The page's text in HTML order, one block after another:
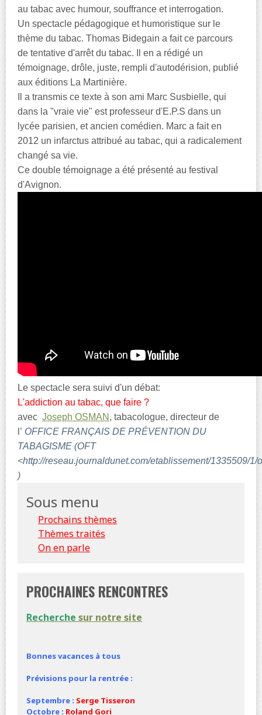
au tabac avec humour, souffrance et interrogation.
Un spectacle pédagogique et humoristique sur le
thème du tabac. Thomas Bidegain a fait ce parcours
de tentative d'arrêt du tabac. Il en a rédigé un
témoignage, drôle, juste, rempli d'autodérision, publié
aux éditions La Martinière.
Il a transmis ce texte à son ami Marc Susbielle, qui
dans la "vraie vie" est professeur d'E.P.S dans un
lycée parisien, et ancien comédien. Marc a fait en
2012 un infarctus attribué au tabac, qui a radicalement
changé sa vie.
Ce double témoignage a été présenté au festival
d'Avignon.
Le spectacle sera suivi d'un débat:
L'addiction au tabac, que faire ?
avec Joseph OSMAN , tabacologue, directeur de
l’ OFFICE FRANÇAIS DE PRÉVENTION DU
TABAGISME (OFT
<http://reseau.journaldunet.com/etablissement/1335509/
)
Sous menu
Prochains thèmes
Thèmes traités
On en parle
PROCHAINES RENCONTRES
Recherche sur notre site
Bonnes vacances à tous
Prévisions pour la rentrée :
Septembre : Serge Tisseron
Octobre : Roland Gori